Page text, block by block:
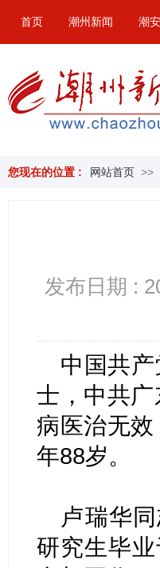
首页 潮州新闻 潮安
您现在的位置 : 网站首页 >>
发布日期 :
中国共
士，中共
病医治无
年88岁。
卢瑞华
研究生毕